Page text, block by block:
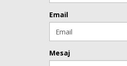
Email
Mesaj